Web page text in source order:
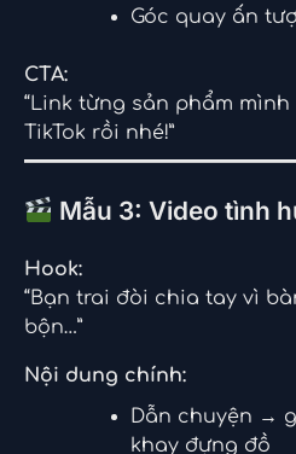
Góc quay ấn
CTA:
“Link từng sản phẩm
TikTok rồi nhé!”
Mẫu 3: Video tình
Hook:
“Bạn trai đòi chia tay vì
bộn…”
Nội dung chính:
Dẫn chuyện →
khay đựng đồ